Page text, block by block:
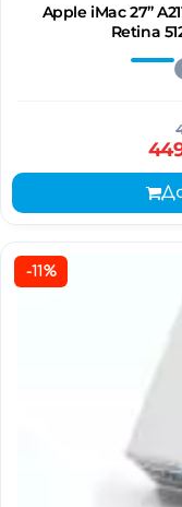
Apple iMac 27’’
Retina
-11%